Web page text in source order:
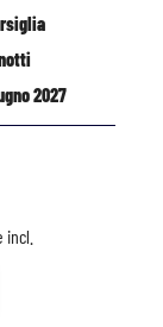
2027